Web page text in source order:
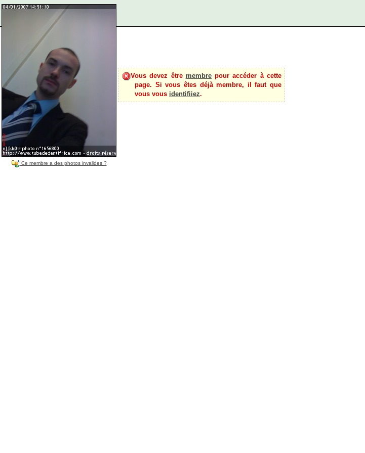
Ce membre a des photos invalides ?
Vous devez être membrepour accéder à cette
page. Si vous êtes déjà membre, il faut que
vous vous identifiiez.